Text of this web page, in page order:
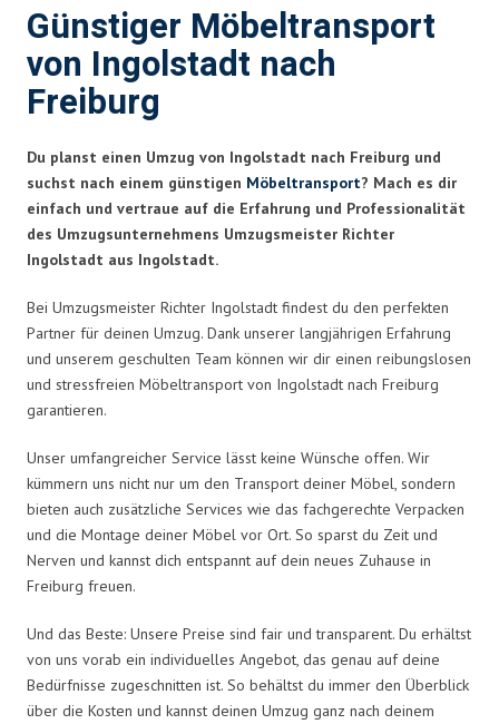
Günstiger Möbeltransport
von Ingolstadt nach
Freiburg
Du planst einen Umzug von Ingolstadt nach Freiburg und
suchst nach einem günstigen Möbeltransport? Mach es dir
einfach und vertraue auf die Erfahrung und Professionalität
des Umzugsunternehmens Umzugsmeister Richter
Ingolstadt aus Ingolstadt.
Bei Umzugsmeister Richter Ingolstadt findest du den perfekten
Partner für deinen Umzug. Dank unserer langjährigen Erfahrung
und unserem geschulten Team können wir dir einen reibungslosen
und stressfreien Möbeltransport von Ingolstadt nach Freiburg
garantieren.
Unser umfangreicher Service lässt keine Wünsche offen. Wir
kümmern uns nicht nur um den Transport deiner Möbel, sondern
bieten auch zusätzliche Services wie das fachgerechte Verpacken
und die Montage deiner Möbel vor Ort. So sparst du Zeit und
Nerven und kannst dich entspannt auf dein neues Zuhause in
Freiburg freuen.
Und das Beste: Unsere Preise sind fair und transparent. Du erhältst
von uns vorab ein individuelles Angebot, das genau auf deine
Bedürfnisse zugeschnitten ist. So behältst du immer den Überblick
über die Kosten und kannst deinen Umzug ganz nach deinem